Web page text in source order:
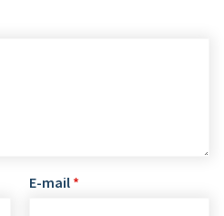
E-mail *